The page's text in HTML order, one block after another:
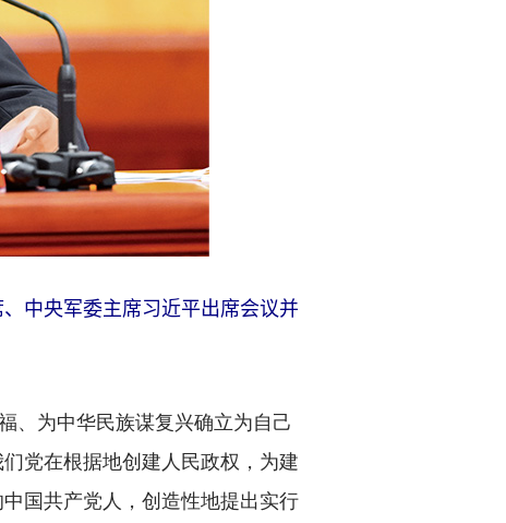
中央军委主席习近平出席会议并
为中华民族谋复兴确立为自己
党在根据地创建人民政权，为建
国共产党人，创造性地提出实行